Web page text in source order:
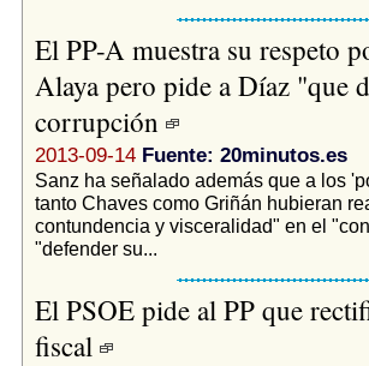
El PP-A muestra su respeto
Alaya pero pide a Díaz "que
corrupción
2013-09-14 Fuente: 20minutos.es
Sanz ha señalado además que a los
tanto Chaves como Griñán hubieran
contundencia y visceralidad" en el
"defender su...
El PSOE pide al PP que
fiscal